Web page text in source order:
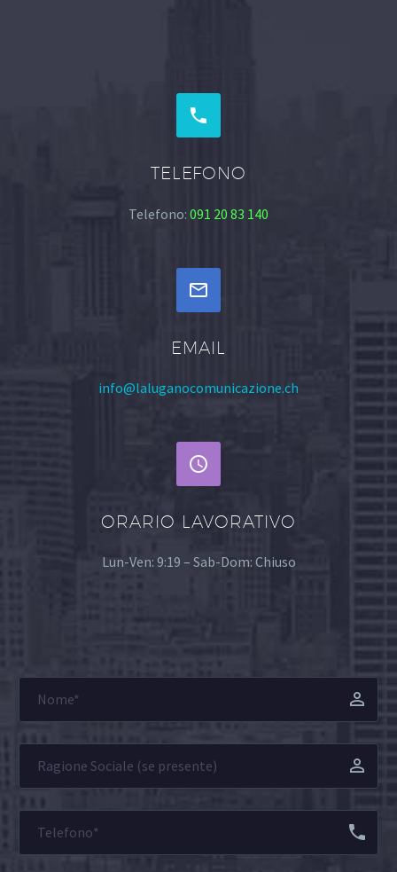


TELEFONO
Telefono: 091 20 83 140


EMAIL
info@laluganocomunicazione.ch


ORARIO LAVORATIVO
Lun-Ven: 9:19 – Sab-Dom: Chiuso